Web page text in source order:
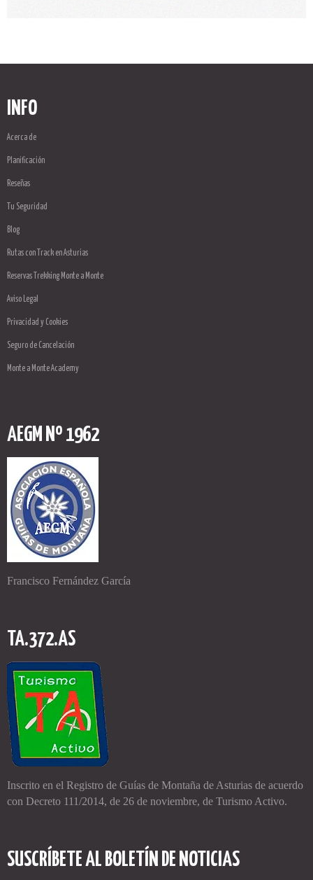
INFO
Acerca de
Planificación
Reseñas
Tu Seguridad
Blog
Rutas con Track en Asturias
Reservas Trekking Monte a Monte
Aviso Legal
Privacidad y Cookies
Seguro de Cancelación
Monte a Monte Academy
AEGM Nº 1962
Francisco Fernández García
TA.372.AS
Inscrito en el Registro de Guías de Montaña de Asturias de acuerdo
con Decreto 111/2014, de 26 de noviembre, de Turismo Activo.
SUSCRÍBETE AL BOLETÍN DE NOTICIAS